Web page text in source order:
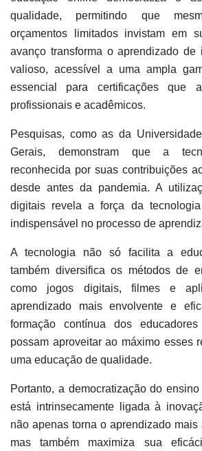
qualidade, permitindo que
orçamentos limitados invistam em
avanço transforma o aprendizado
valioso, acessível a uma ampla
essencial para certificações que
profissionais e acadêmicos.
Pesquisas, como as da
Gerais, demonstram que a
reconhecida por suas contribuições
desde antes da pandemia. A
digitais revela a força da
indispensável no processo de
A tecnologia não só facilita a
também diversifica os métodos de
como jogos digitais, filmes e
aprendizado mais envolvente e
formação contínua dos
possam aproveitar ao máximo esses
uma educação de qualidade.
Portanto, a democratização do
está intrinsecamente ligada à
não apenas torna o aprendizado
mas também maximiza sua